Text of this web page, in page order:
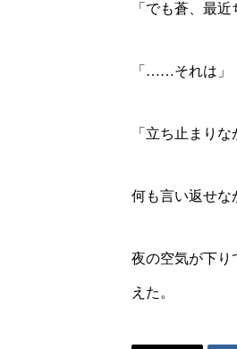
「でも蒼、最
「……それは」
「立ち止まり
何も言い返せな
夜の空気が下り
えた。